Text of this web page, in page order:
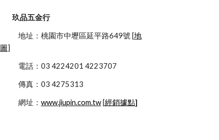
玖品五金行
            地址：桃園市中壢區延平路649號 [
地
圖]
            電話：03 4224201 4223707
            傳真：03 4275313
            網址：
www.jiupin.com.tw [經銷據點]